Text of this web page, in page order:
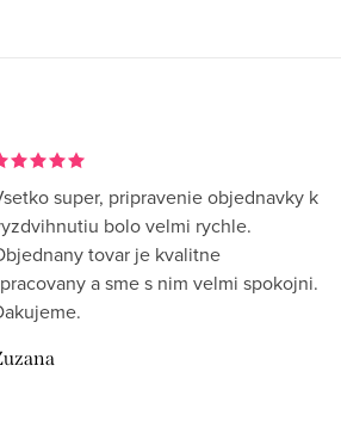
super, pripravenie objednavky k
bolo velmi rychle.
tovar je kvalitne
a sme s nim velmi spokojni.